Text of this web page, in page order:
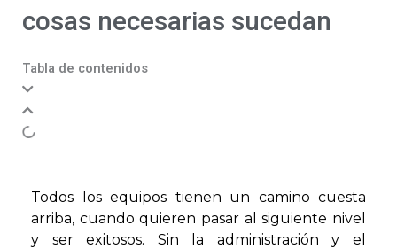
cosas necesarias sucedan
Tabla de contenidos
Todos los equipos tienen un camino cuesta
arriba, cuando quieren pasar al siguiente nivel
y ser exitosos. Sin la administración y el